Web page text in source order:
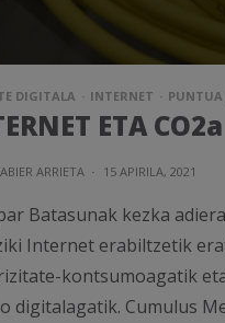
DIGITALA INTERNET PUNTUA
ETA CO2a
ARRIETA · 15 APIRILA, 2021
Batasunak kezka
Internet erabiltzetik
kontsumoagatik
digitalagatik. Cumulus